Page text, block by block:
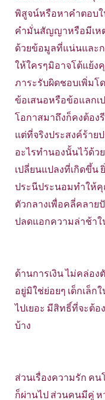
พิสูจน์หรือหาคำตอบใ
คำมั่นสัญญาหรือมีเห
ด้วยข้อมูลที่แน่นและก
ให้ใครๆมิอาจโต้แย้ง
ภาระรับผิดชอบเพิ่มโ
ข้อเสนอหรือข้อแลกเ
โอกาสมาถึงก็คงต้อง
แต่ที่จริงประสงค์ร้าย
อะไรทำนองนั้นไว้ด้
เปลี่ยนแปลงที่เกิดขึ้น
ประนีประนอมทำให้คุ
ตัวกลางเพื่อคลี่คลาย
ปลดแอกความล่าช้าใ
ด้านการเงิน ไม่คล่อ
อยู่มิใช่ย่อยๆ เด็กเล็ก
ไปเยอะ มีสิทธิ์ที่จะต้
บ้าง
ส่วนเรื่องความรัก ค
ก็ผ่านไป ส่วนคนมีคู่